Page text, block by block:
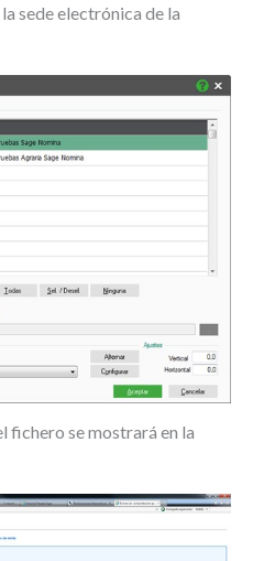
sede electrónica de la
fichero se mostrará en la